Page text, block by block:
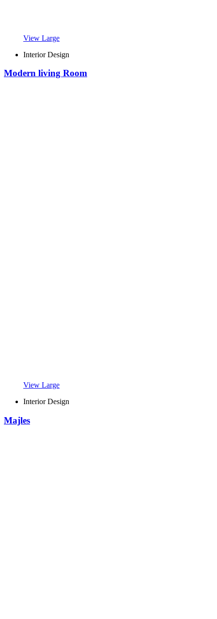
View Large
Interior Design
Modern living Room
View Large
Interior Design
Majles